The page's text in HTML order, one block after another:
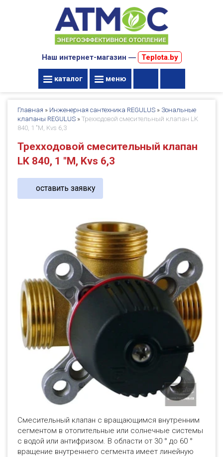
Наш интернет-магазин ― Teplota.by
каталог меню
Главная » Инженерная сантехника REGULUS » Зональные
клапаны REGULUS » Трехходовой смесительный клапан LK
840, 1 "M, Kvs 6,3
Трехходовой смесительный клапан
LK 840, 1 "M, Kvs 6,3
оставить заявку
Смесительный клапан с вращающимся внутренним
сегментом в отопительные или солнечные системы
с водой или антифризом. В области от 30 ° до 60 °
вращение внутреннего сегмента имеет линейную